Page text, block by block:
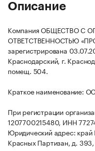
Описание
Компания ОБЩЕСТВО С
ОТВЕТСТВЕННОСТЬЮ
зарегистрирована
Краснодарский, г.
помещ. 504.
Краткое
При регистрации
1207700215480, ИНН
Юридический адрес: край
Красных Партизан, д.